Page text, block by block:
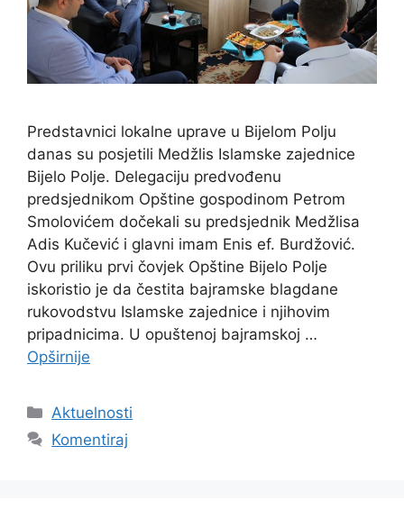
Predstavnici lokalne uprave u Bijelom Polju
danas su posjetili Medžlis Islamske zajednice
Bijelo Polje. Delegaciju predvođenu
predsjednikom Opštine gospodinom Petrom
Smolovićem dočekali su predsjednik Medžlisa
Adis Kučević i glavni imam Enis ef. Burdžović.
Ovu priliku prvi čovjek Opštine Bijelo Polje
iskoristio je da čestita bajramske blagdane
rukovodstvu Islamske zajednice i njihovim
pripadnicima. U opuštenoj bajramskoj …
Opširnije
Kategorije
Aktuelnosti
Komentiraj